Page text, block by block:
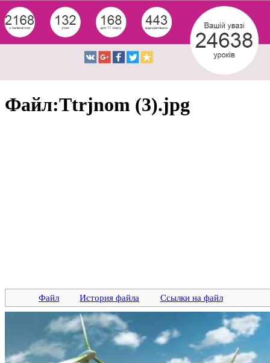
Файл:Ttrjnom (3).jpg
Файл История файла Ссылки на файл